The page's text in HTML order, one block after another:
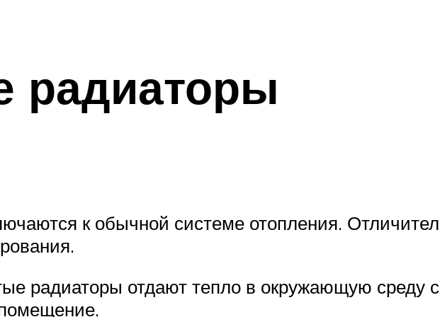
радиаторы
к обычной системе отопления.
радиаторы отдают тепло в окружающую среду